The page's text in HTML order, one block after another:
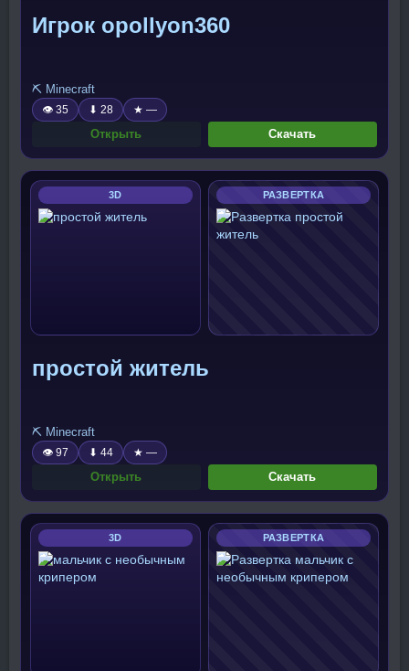
Игрок opollyon360
⛏️ Minecraft
👁 35 ⬇ 28 ★ —
Открыть Скачать
3D РАЗВЕРТКА
простой житель
⛏️ Minecraft
👁 97 ⬇ 44 ★ —
Открыть Скачать
3D РАЗВЕРТКА